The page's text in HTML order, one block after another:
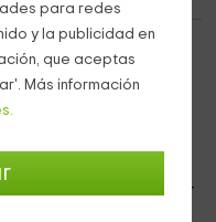
para redes
y la publicidad en
que aceptas
Más información
dePalenciaes
podremos disfrutar